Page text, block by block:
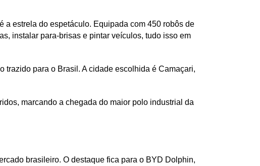
a estrela do espetáculo. Equipada com 450 robôs de
instalar para-brisas e pintar veículos, tudo isso em
trazido para o Brasil. A cidade escolhida é Camaçari,
marcando a chegada do maior polo industrial da
brasileiro. O destaque fica para o BYD Dolphin,